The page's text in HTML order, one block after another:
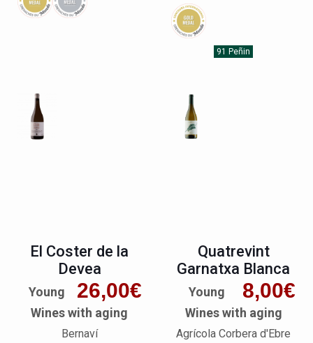
91 Peñin
El Coster de la
Devea
26,00€
Young
Wines with aging
Bernaví
Quatrevint
Garnatxa Blanca
8,00€
Young
Wines with aging
Agrícola Corbera d'Ebre